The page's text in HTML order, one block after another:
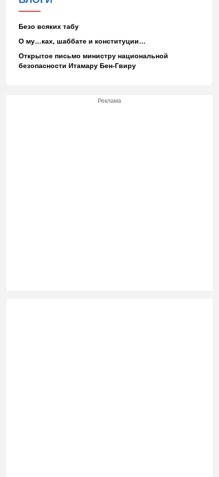
Безо всяких табу
О му…ках, шаббате и конституции…
Открытое письмо министру национальной
безопасности Итамару Бен-Гвиру
Реклама